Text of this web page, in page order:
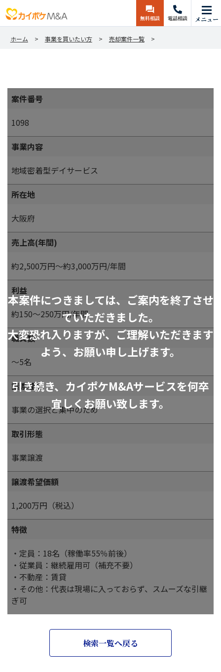
無料相談 電話相談 メニュー
ホーム 事業を買いたい方 売却案件一覧
本案件につきましては、ご案内を終了させ
ていただきました。
大変恐れ入りますが、ご理解いただきます
よう、お願い申し上げます。
引き続き、カイポケM&Aサービスを何卒
宜しくお願い致します。
案件番号
1098
事業内容
地域密着型デイサービス
所在地
大阪府
売上高(年間)
約2,500万円～約3,000万円/年間
利益
約150～250万円/年間
職員数
～5名
譲渡理由
事業の選択と集中のため
取引形態
事業譲渡
譲渡希望価額
1,200万円（税込）
特徴
・定員：18名（稼働率55％前後）
・従業員：継続雇用可（補充不要）
・不動産：賃貸
・その他：代表は現場に入っておらず、スムーズな引継
ぎ可
検索一覧へ戻る